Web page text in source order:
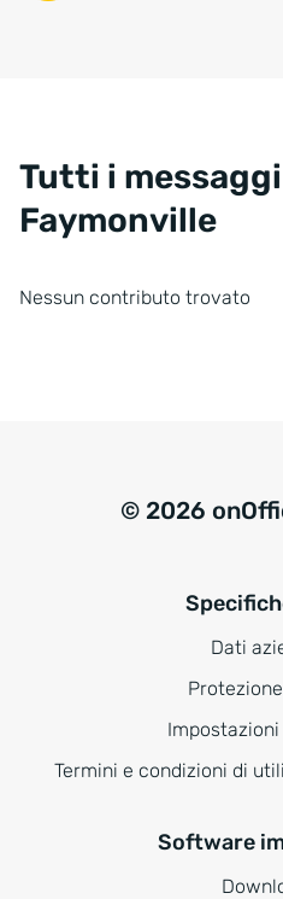
Tutti i
Faymonville
Nessun contributo trovato
© 2026
Dati
Termini e condizioni di
Software